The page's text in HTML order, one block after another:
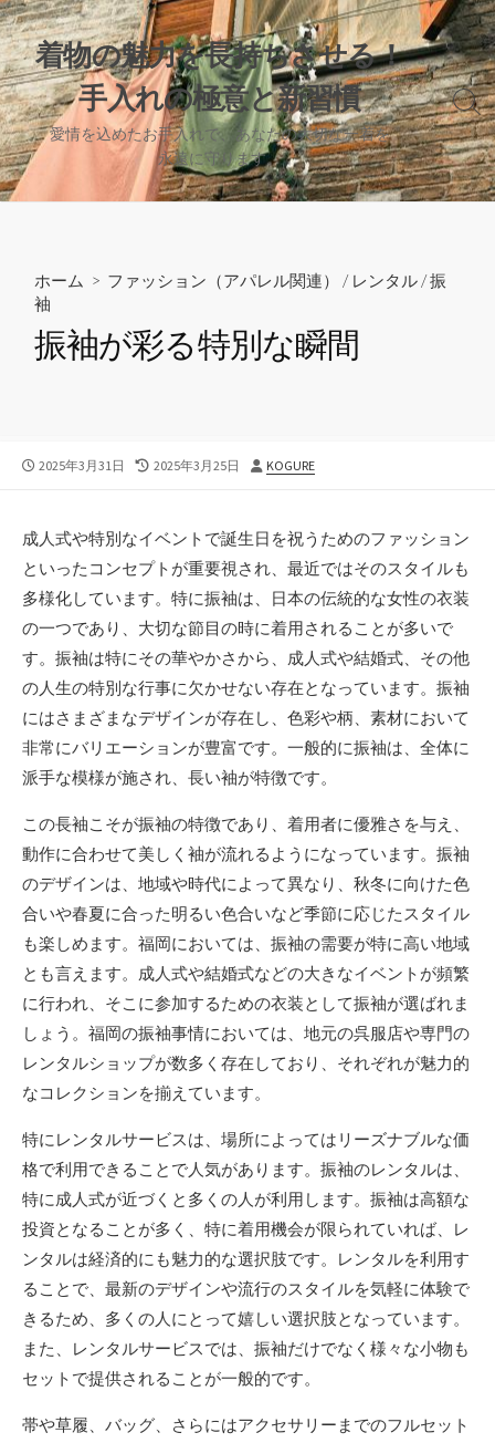
コ
ン
テ
ン
ツ
へ
ス
キ
着物の魅力を長持ちさせる！
手入れの極意と新習慣
愛情を込めたお手入れで、あなたの大切な一着を
永遠に守ります。
検
索
切
り
替
ホーム > ファッション（アパレル関連） / レンタル /振
袖
振袖が彩る特別な瞬間
公
2025年3月31日
最
2025年3月25日
投
KOGURE
成人式や特別なイベントで誕生日を祝うためのファッション
といったコンセプトが重要視され、最近ではそのスタイルも
多様化しています。 特に振袖は、日本の伝統的な女性の衣装
の一つであり、大切な節目の時に着用されることが多いで
す。振袖は特にその華やかさから、成人式や結婚式、その他
の人生の特別な行事に欠かせない存在となっています。振袖
にはさまざまなデザインが存在し、色彩や柄、素材において
非常にバリエーションが豊富です。一般的に振袖は、全体に
派手な模様が施され、長い袖が特徴です。
この長袖こそが振袖の特徴であり、着用者に優雅さを与え、
動作に合わせて美しく袖が流れるようになっています。振袖
のデザインは、地域や時代によって異なり、秋冬に向けた色
合いや春夏に合った明るい色合いなど季節に応じたスタイル
も楽しめます。福岡においては、振袖の需要が特に高い地域
とも言えます。成人式や結婚式などの大きなイベントが頻繁
に行われ、そこに参加するための衣装として振袖が選ばれま
しょう。福岡の振袖事情においては、地元の呉服店や専門の
レンタルショップが数多く存在しており、それぞれが魅力的
なコレクションを揃えています。
特にレンタルサービスは、場所によってはリーズナブルな価
格で利用できることで人気があります。振袖のレンタルは、
特に成人式が近づくと多くの人が利用します。振袖は高額な
投資となることが多く、特に着用機会が限られていれば、レ
ンタルは経済的にも魅力的な選択肢です。レンタルを利用す
ることで、最新のデザインや流行のスタイルを気軽に体験で
きるため、多くの人にとって嬉しい選択肢となっています。
また、レンタルサービスでは、振袖だけでなく様々な小物も
セットで提供されることが一般的です。
帯や草履、バッグ、さらにはアクセサリーまでのフルセット